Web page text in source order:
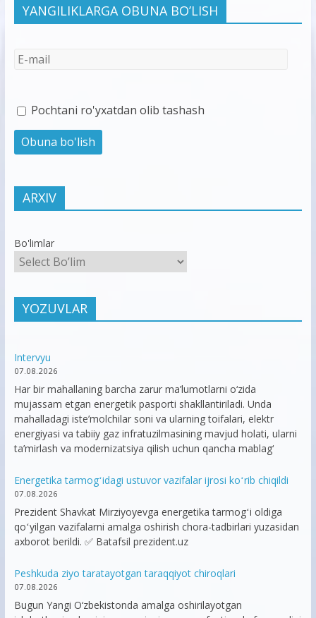
YANGILIKLARGA OBUNA BO’LISH
Pochtani ro'yxatdan olib tashash
ARXIV
Bo'limlar
YOZUVLAR
Intervyu
07.08.2026
Har bir mahallaning barcha zarur ma’lumotlarni o‘zida
mujassam etgan energetik pasporti shakllantiriladi. Unda
mahalladagi iste’molchilar soni va ularning toifalari, elektr
energiyasi va tabiiy gaz infratuzilmasining mavjud holati, ularni
ta’mirlash va modernizatsiya qilish uchun qancha mablag‘
Energetika tarmogʻidagi ustuvor vazifalar ijrosi koʻrib chiqildi
07.08.2026
Prezident Shavkat Mirziyoyevga energetika tarmogʻi oldiga
qoʻyilgan vazifalarni amalga oshirish chora-tadbirlari yuzasidan
axborot berildi. ✅ Batafsil prezident.uz
Peshkuda ziyo taratayotgan taraqqiyot chiroqlari
07.08.2026
Bugun Yangi O‘zbekistonda amalga oshirilayotgan